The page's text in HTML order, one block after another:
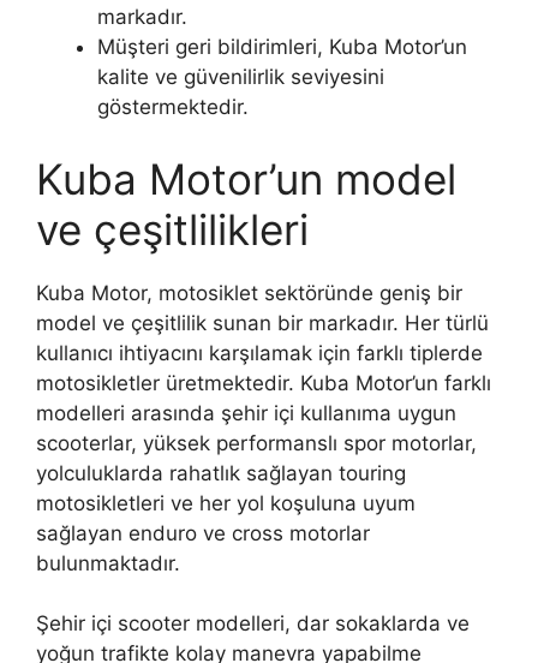
markadır.
Müşteri geri bildirimleri, Kuba Motor’un
kalite ve güvenilirlik seviyesini
göstermektedir.
Kuba Motor’un model
ve çeşitlilikleri
Kuba Motor, motosiklet sektöründe geniş bir
model ve çeşitlilik sunan bir markadır. Her türlü
kullanıcı ihtiyacını karşılamak için farklı tiplerde
motosikletler üretmektedir. Kuba Motor’un farklı
modelleri arasında şehir içi kullanıma uygun
scooterlar, yüksek performanslı spor motorlar,
yolculuklarda rahatlık sağlayan touring
motosikletleri ve her yol koşuluna uyum
sağlayan enduro ve cross motorlar
bulunmaktadır.
Şehir içi scooter modelleri, dar sokaklarda ve
yoğun trafikte kolay manevra yapabilme